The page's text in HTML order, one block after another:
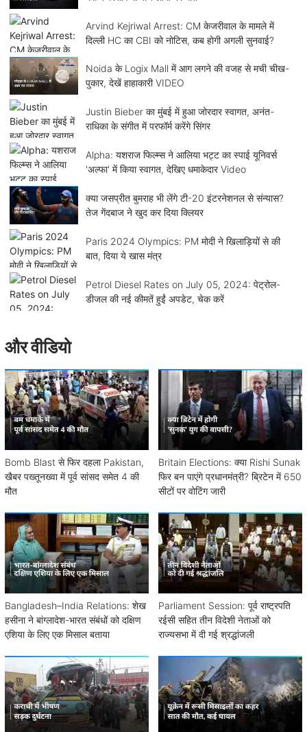
Arvind Kejriwal Arrest: CM केजरीवाल के मामले में
दिल्ली HC का CBI को नोटिस, कब होगी अगली सुनवाई?
Noida के Logix Mall में आग लगने की वजह से मची चीख-
पुकार, देखें हाहाकारी VIDEO
Justin Bieber का मुंबई में हुआ जोरदार स्वागत, अनंत-
राधिका के संगीत में परफॉर्म करेंगे सिंगर
Alpha: यशराज फिल्म्स ने आलिया भट्ट का स्पाई यूनिवर्स
'अल्फा' में किया स्वागत, देखिए धमाकेदार Video
क्या जसप्रीत बुमराह भी लेंगे टी-20 इंटरनेशनल से संन्यास?
तेज गेंदबाज ने खुद कर दिया क्लियर
Paris 2024 Olympics: PM मोदी ने खिलाड़ियों से की
बात, दिया ये खास मंत्र
Petrol Diesel Rates on July 05, 2024: पेट्रोल-
डीजल की नई कीमतें हुईं अपडेट, चेक करें
और वीडियो
Bomb Blast से फिर दहला Pakistan,
खैबर पख्तूनख्वा में पूर्व सांसद समेत 4 की
मौत
Britain Elections: क्या Rishi Sunak
फिर बन पाएंगे प्रधानमंत्री? ब्रिटेन में 650
सीटों पर वोटिंग जारी
Bangladesh–India Relations: शेख
हसीना ने बांग्लादेश-भारत संबंधों को दक्षिण
एशिया के लिए एक मिसाल बताया
Parliament Session: पूर्व राष्ट्रपति
रईसी सहित तीन विदेशी नेताओं को
राज्यसभा में दी गई श्रद्धांजली